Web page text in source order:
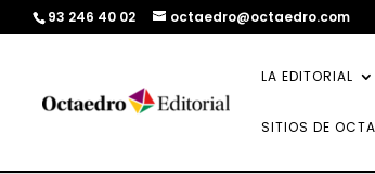
93 246 40 02 octaedro@octaedro.com
LA EDITORIAL
SITIOS DE